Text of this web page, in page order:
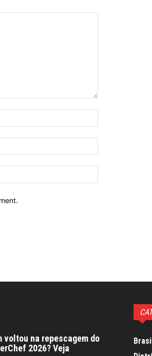
voltou na repescagem do
2026? Veja